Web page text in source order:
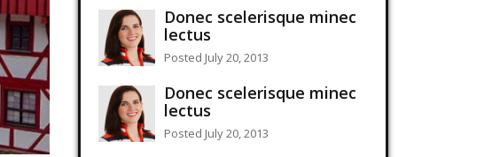
Donec scelerisque minec
lectus
Posted July 20, 2013
Donec scelerisque minec
lectus
Posted July 20, 2013